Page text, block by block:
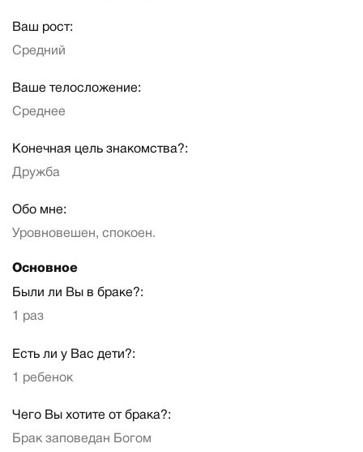
Ваш рост:
Средний
Ваше телосложение:
Среднее
Конечная цель знакомства?:
Дружба
Обо мне:
Уровновешен, спокоен.
Основное
Были ли Вы в браке?:
1 раз
Есть ли у Вас дети?:
1 ребенок
Чего Вы хотите от брака?:
Брак заповедан Богом